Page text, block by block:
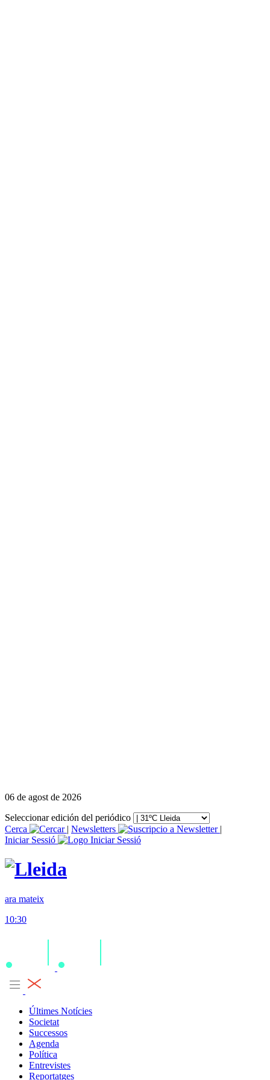
06 de agost de 2026
Seleccionar edición del periódico
Cerca
| Newsletters
|
Iniciar Sessió
ara mateix
10:30
Últimes Notícies
Societat
Successos
Agenda
Política
Entrevistes
Reportatges